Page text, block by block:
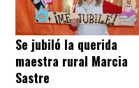
Se jubiló la querida
maestra rural Marcia
Sastre